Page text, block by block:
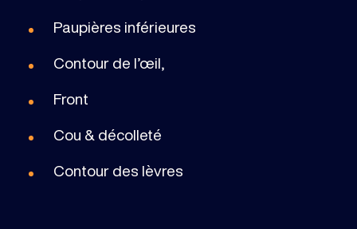
Paupières inférieures
Contour de l’œil,
Front
Cou & décolleté
Contour des lèvres